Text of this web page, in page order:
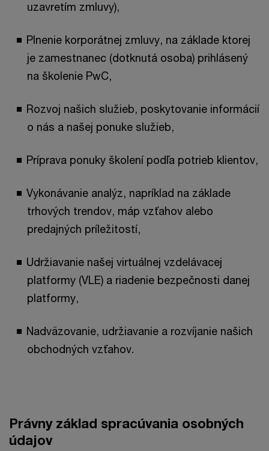
uzavretím zmluvy),
Plnenie korporátnej zmluvy, na základe ktorej
je zamestnanec (dotknutá osoba) prihlásený
na školenie PwC,
Rozvoj našich služieb, poskytovanie informácií
o nás a našej ponuke služieb,
Príprava ponuky školení podľa potrieb klientov,
Vykonávanie analýz, napríklad na základe
trhových trendov, máp vzťahov alebo
predajných príležitostí,
Udržiavanie našej virtuálnej vzdelávacej
platformy (VLE) a riadenie bezpečnosti danej
platformy,
Nadväzovanie, udržiavanie a rozvíjanie našich
obchodných vzťahov.
Právny základ spracúvania osobných
údajov